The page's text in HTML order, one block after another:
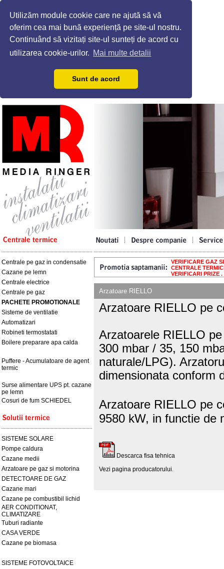
Utilizăm module cookie care ne ajută să vă
oferim cea mai bună experiență pe site-ul nostru.
Continuând să vizitați site-ul sunteți de acord cu
utilizarea cookie-urilor. Mai multe detalii
Sunt de acord
Centrale pe gaz in condensatie
Cazane pe lemn
Centrale electrice
Centrale pe gaz
PACHETE PROMOTIONALE
Sisteme de ventilatie
Automatizari
Robineti termostatati
Boilere preparare apa calda
Puffere - Acumulatoare de agent
termic
Surse alimentare UPS pt. cazane
pe lemn
Cosuri de fum SCHIEDEL
SISTEME SOLARE
Pompe caldura
Cazane medii
Arzatoare pe gaz si motorina
DETECTOARE DE GAZ
Cazane mari
Cazane pe combustibil lichid
AER CONDITIONAT,
CLIMATIZARE
Tuburi radiante
CASA VERDE
Cazane pe biomasa
SISTEME FOTOVOLTAICE
VERIFICARE GAZ
CENTRALE
VERIFICARI PRIZE .
Arzatoare RIELLO
Arzatoare RIELLO pe
Arzatoarele RIELLO
300 mbar / 35, 150
naturale/LPG).
dimensionata conform
Arzatoare RIELLO pe
9580 kW, in functie de
Descarca fisa tehnica
Vezi pagina producatorului.